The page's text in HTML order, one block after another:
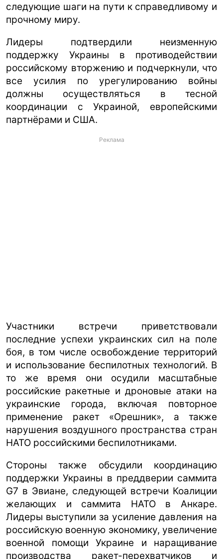
следующие шаги на пути к справедливому и
прочному миру.
Лидеры подтвердили неизменную
поддержку Украины в противодействии
российскому вторжению и подчеркнули, что
все усилия по урегулированию войны
должны осуществляться в тесной
координации с Украиной, европейскими
партнёрами и США.
Реклама
Участники встречи приветствовали
последние успехи украинских сил на поле
боя, в том числе освобождение территорий
и использование беспилотных технологий. В
то же время они осудили масштабные
российские ракетные и дроновые атаки на
украинские города, включая повторное
применение ракет «Орешник», а также
нарушения воздушного пространства стран
НАТО российскими беспилотниками.
Стороны также обсудили координацию
поддержки Украины в преддверии саммита
G7 в Эвиане, следующей встречи Коалиции
желающих и саммита НАТО в Анкаре.
Лидеры выступили за усиление давления на
российскую военную экономику, увеличение
военной помощи Украине и наращивание
производства ракет-перехватчиков и